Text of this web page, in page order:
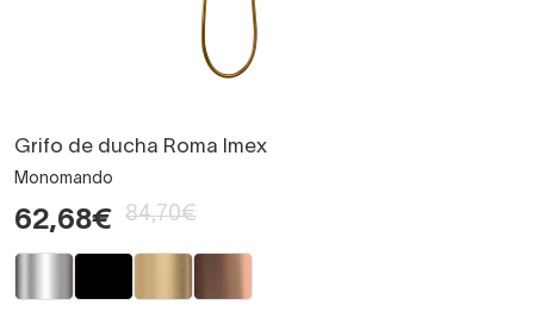
Grifo de ducha Roma Imex
Monomando
62,68€ 84,70€